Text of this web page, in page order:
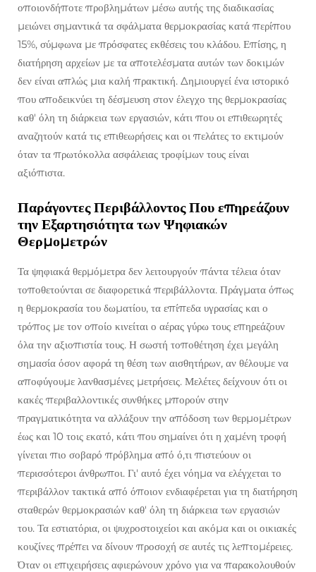
οποιονδήποτε προβλημάτων μέσω αυτής της διαδικασίας
μειώνει σημαντικά τα σφάλματα θερμοκρασίας κατά περίπου
15%, σύμφωνα με πρόσφατες εκθέσεις του κλάδου. Επίσης, η
διατήρηση αρχείων με τα αποτελέσματα αυτών των δοκιμών
δεν είναι απλώς μια καλή πρακτική. Δημιουργεί ένα ιστορικό
που αποδεικνύει τη δέσμευση στον έλεγχο της θερμοκρασίας
καθ' όλη τη διάρκεια των εργασιών, κάτι που οι επιθεωρητές
αναζητούν κατά τις επιθεωρήσεις και οι πελάτες το εκτιμούν
όταν τα πρωτόκολλα ασφάλειας τροφίμων τους είναι
αξιόπιστα.
Παράγοντες Περιβάλλοντος Που επηρεάζουν
την Εξαρτησιότητα των Ψηφιακών
Θερμομετρών
Τα ψηφιακά θερμόμετρα δεν λειτουργούν πάντα τέλεια όταν
τοποθετούνται σε διαφορετικά περιβάλλοντα. Πράγματα όπως
η θερμοκρασία του δωματίου, τα επίπεδα υγρασίας και ο
τρόπος με τον οποίο κινείται ο αέρας γύρω τους επηρεάζουν
όλα την αξιοπιστία τους. Η σωστή τοποθέτηση έχει μεγάλη
σημασία όσον αφορά τη θέση των αισθητήρων, αν θέλουμε να
αποφύγουμε λανθασμένες μετρήσεις. Μελέτες δείχνουν ότι οι
κακές περιβαλλοντικές συνθήκες μπορούν στην
πραγματικότητα να αλλάξουν την απόδοση των θερμομέτρων
έως και 10 τοις εκατό, κάτι που σημαίνει ότι η χαμένη τροφή
γίνεται πιο σοβαρό πρόβλημα από ό,τι πιστεύουν οι
περισσότεροι άνθρωποι. Γι' αυτό έχει νόημα να ελέγχεται το
περιβάλλον τακτικά από όποιον ενδιαφέρεται για τη διατήρηση
σταθερών θερμοκρασιών καθ' όλη τη διάρκεια των εργασιών
του. Τα εστιατόρια, οι ψυχροστοιχείοι και ακόμα και οι οικιακές
κουζίνες πρέπει να δίνουν προσοχή σε αυτές τις λεπτομέρειες.
Όταν οι επιχειρήσεις αφιερώνουν χρόνο για να παρακολουθούν